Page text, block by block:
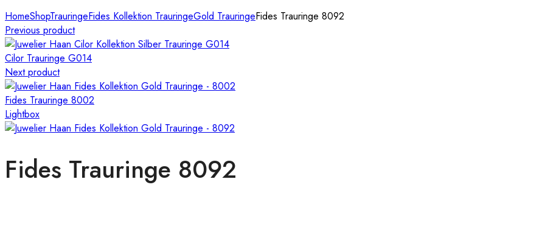
HomeShopTrauringeFides Kollektion TrauringeGold TrauringeFides Trauringe 8092
Previous product
Cilor Trauringe G014
Next product
Fides Trauringe 8002
Lightbox
Fides Trauringe 8092